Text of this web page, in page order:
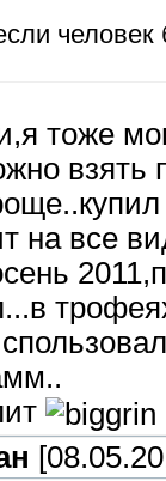
человек
тоже
взять
на все